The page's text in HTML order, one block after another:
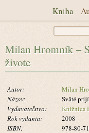
Milan Hromník –
živote
Autor:
Milan
Názov:
Sväté
Vydavateľstvo:
Knižnica
Rok vydania:
2008
ISBN:
978-80-
Kniha